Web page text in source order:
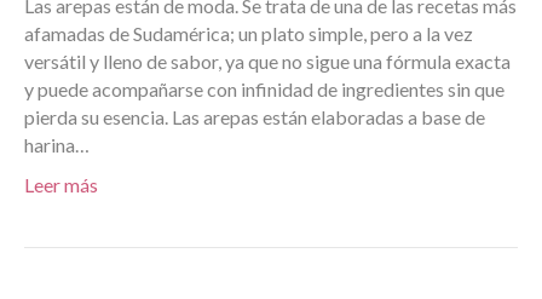
Las arepas están de moda. Se trata de una de las recetas más
afamadas de Sudamérica; un plato simple, pero a la vez
versátil y lleno de sabor, ya que no sigue una fórmula exacta
y puede acompañarse con infinidad de ingredientes sin que
pierda su esencia. Las arepas están elaboradas a base de
harina…
Leer más